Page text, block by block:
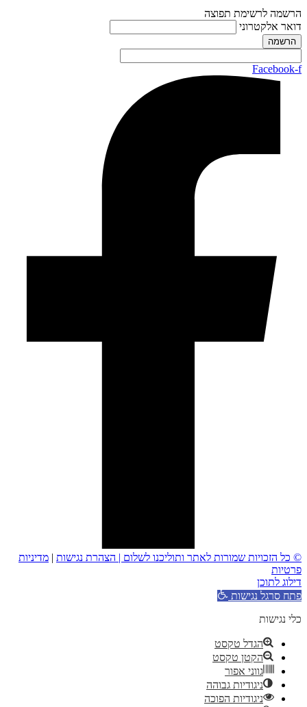
הרשמה לרשימת תפוצה
דואר אלקטרוני
Facebook-f
© כל הזכויות שמורות לאתר ותוליכנו לשלום | הצהרת נגישות | מדיניות
פרטיות
דילוג לתוכן
פתח סרגל נגישות
כלי נגישות
הגדל טקסט
הקטן טקסט
גווני אפור
ניגודיות גבוהה
ניגודיות הפוכה